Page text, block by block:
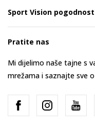
Sport Vision
Pratite nas
Mi dijelimo naše tajne s
mrežama i saznajte sve